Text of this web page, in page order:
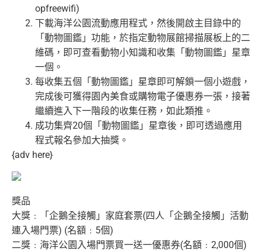
opfreewifi)
下載海洋公園流動應用程式，然後開啟主目錄中的
「動物圖鑑」 功能，於指定動物展館掃描展板上的二
維碼， 即可查看動物小知識和收集「動物圖鑑」星章
一個。
每收集五個「動物圖鑑」星章即可解鎖一個小遊戲，
完成後可獲得園內美食或購物電子優惠券一張， 接著
繼續進入下一階段的收集任務，如此類推。
成功集齊20個「動物圖鑑」星章後， 即可透過應用
程式報名參加大抽獎。
{adv here}
獎品
大獎﹕「企鵝全接觸」家庭套票(四人「企鵝全接觸」 活動
連入場門票) (名額﹕5個)
二獎﹕海洋公園入場門票買一送一優惠券(名額﹕2,000個)